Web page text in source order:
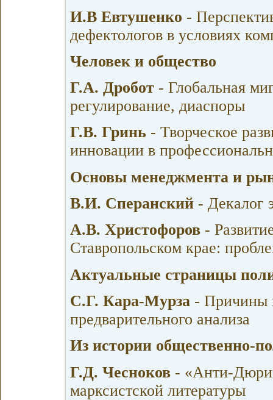
И.В Евтушенко -
дефектологов в условиях
Человек и общество
Г.А. Дробот - Глобальная
регулирование, диаспоры
Г.В. Гринь - Творческое
инновации в
Основы менеджмента и
В.И. Сперанский - Декалог
А.В. Христофоров -
Ставропольском крае:
Актуальные страницы
С.Г. Кара-Мурза - Причины
предварительного анализа
Из истории общественно-
Г.Д. Чесноков - «Анти-
марксистской литературы